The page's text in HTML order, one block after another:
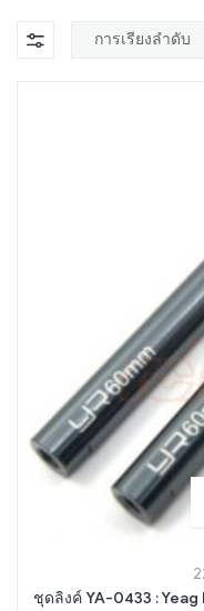
ชุดลิงค์ YA-0433 :